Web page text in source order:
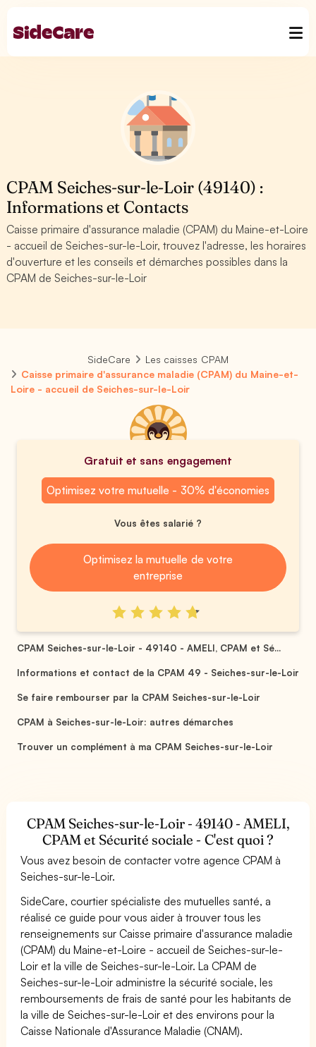
CPAM Seiches-sur-le-Loir (49140) :
Informations et Contacts
Caisse primaire d'assurance maladie (CPAM) du Maine-et-Loire
- accueil de Seiches-sur-le-Loir, trouvez l'adresse, les horaires
d'ouverture et les conseils et démarches possibles dans la
CPAM de Seiches-sur-le-Loir
SideCare
Les caisses CPAM
Caisse primaire d'assurance maladie (CPAM) du Maine-et-
Loire - accueil de Seiches-sur-le-Loir
Gratuit et sans engagement
Optimisez votre mutuelle - 30% d'économies
Vous êtes salarié ?
Optimisez la mutuelle de votre
entreprise
CPAM Seiches-sur-le-Loir - 49140 - AMELI, CPAM et Sé...
Informations et contact de la CPAM 49 - Seiches-sur-le-Loir
Se faire rembourser par la CPAM Seiches-sur-le-Loir
CPAM à Seiches-sur-le-Loir: autres démarches
Trouver un complément à ma CPAM Seiches-sur-le-Loir
CPAM Seiches-sur-le-Loir - 49140 - AMELI,
CPAM et Sécurité sociale - C'est quoi ?
Vous avez besoin de contacter votre agence CPAM à
Seiches-sur-le-Loir.
SideCare, courtier spécialiste des mutuelles santé, a
réalisé ce guide pour vous aider à trouver tous les
renseignements sur Caisse primaire d'assurance maladie
(CPAM) du Maine-et-Loire - accueil de Seiches-sur-le-
Loir et la ville de Seiches-sur-le-Loir. La CPAM de
Seiches-sur-le-Loir administre la sécurité sociale, les
remboursements de frais de santé pour les habitants de
la ville de Seiches-sur-le-Loir et des environs pour la
Caisse Nationale d'Assurance Maladie (CNAM).